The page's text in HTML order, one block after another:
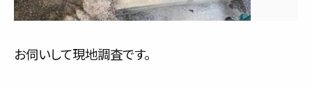
お伺いして現地調査です。